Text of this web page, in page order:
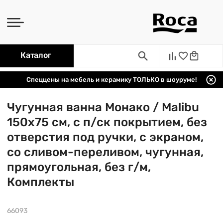
Каталог
Спеццены на мебель и керамику ТОЛЬКО в шоуруме!
Чугунная ванна Монако / Malibu
150х75 см, с п/ск покрытием, без
отверстия под ручки, с экраном,
со сливом-переливом, чугунная,
прямоугольная, без г/м,
Комплекты
66093